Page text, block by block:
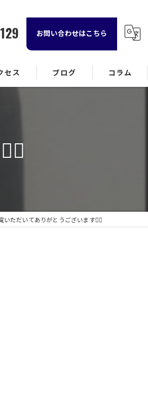
お問い合わせはこちら
セス ブログ コラム
いただいてありがとうございます🙇‍♂️